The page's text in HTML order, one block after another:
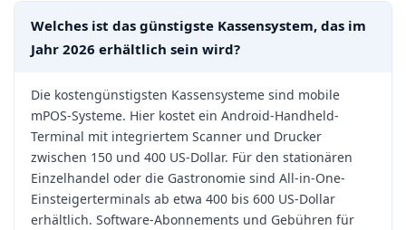
Welches ist das günstigste Kassensystem, das im
Jahr 2026 erhältlich sein wird?
Die kostengünstigsten Kassensysteme sind mobile
mPOS-Systeme. Hier kostet ein Android-Handheld-
Terminal mit integriertem Scanner und Drucker
zwischen 150 und 400 US-Dollar. Für den stationären
Einzelhandel oder die Gastronomie sind All-in-One-
Einsteigerterminals ab etwa 400 bis 600 US-Dollar
erhältlich. Software-Abonnements und Gebühren für